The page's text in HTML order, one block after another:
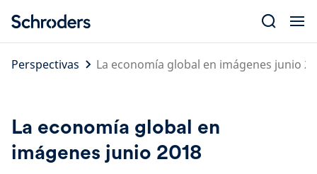
content
Perspectivas
La economía global en imágenes junio
La economía global en
imágenes junio 2018